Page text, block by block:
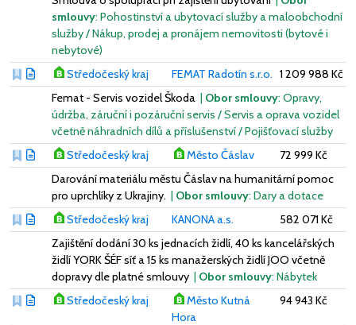
smlouvy: Pohostinství a ubytovací služby a maloobchodní
služby / Nákup, prodej a pronájem nemovitosti (bytové i
nebytové)
Středočeský kraj
FEMAT Radotín s.r.o. 1 209 988 Kč
Femat - Servis vozidel Škoda | Obor smlouvy: Opravy,
údržba, záruční i pozáruční servis / Servis a oprava vozidel
včetně náhradních dílů a příslušenství / Pojišťovací služby
Středočeský kraj
Město Čáslav
72 999 Kč
Darování materiálu městu Čáslav na humanitární pomoc
pro uprchlíky z Ukrajiny. | Obor smlouvy: Dary a dotace
Středočeský kraj
KANONA a.s.
582 071 Kč
Zajištění dodání 30 ks jednacích židlí, 40 ks kancelářských
židlí YORK ŠÉF síť a 15 ks manažerských židlí JOO včetně
dopravy dle platné smlouvy | Obor smlouvy: Nábytek
Středočeský kraj
Město Kutná
Hora
94 943 Kč